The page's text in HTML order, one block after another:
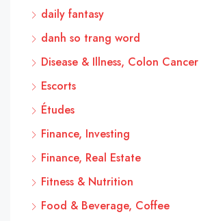
daily fantasy
danh so trang word
Disease & Illness, Colon Cancer
Escorts
Études
Finance, Investing
Finance, Real Estate
Fitness & Nutrition
Food & Beverage, Coffee